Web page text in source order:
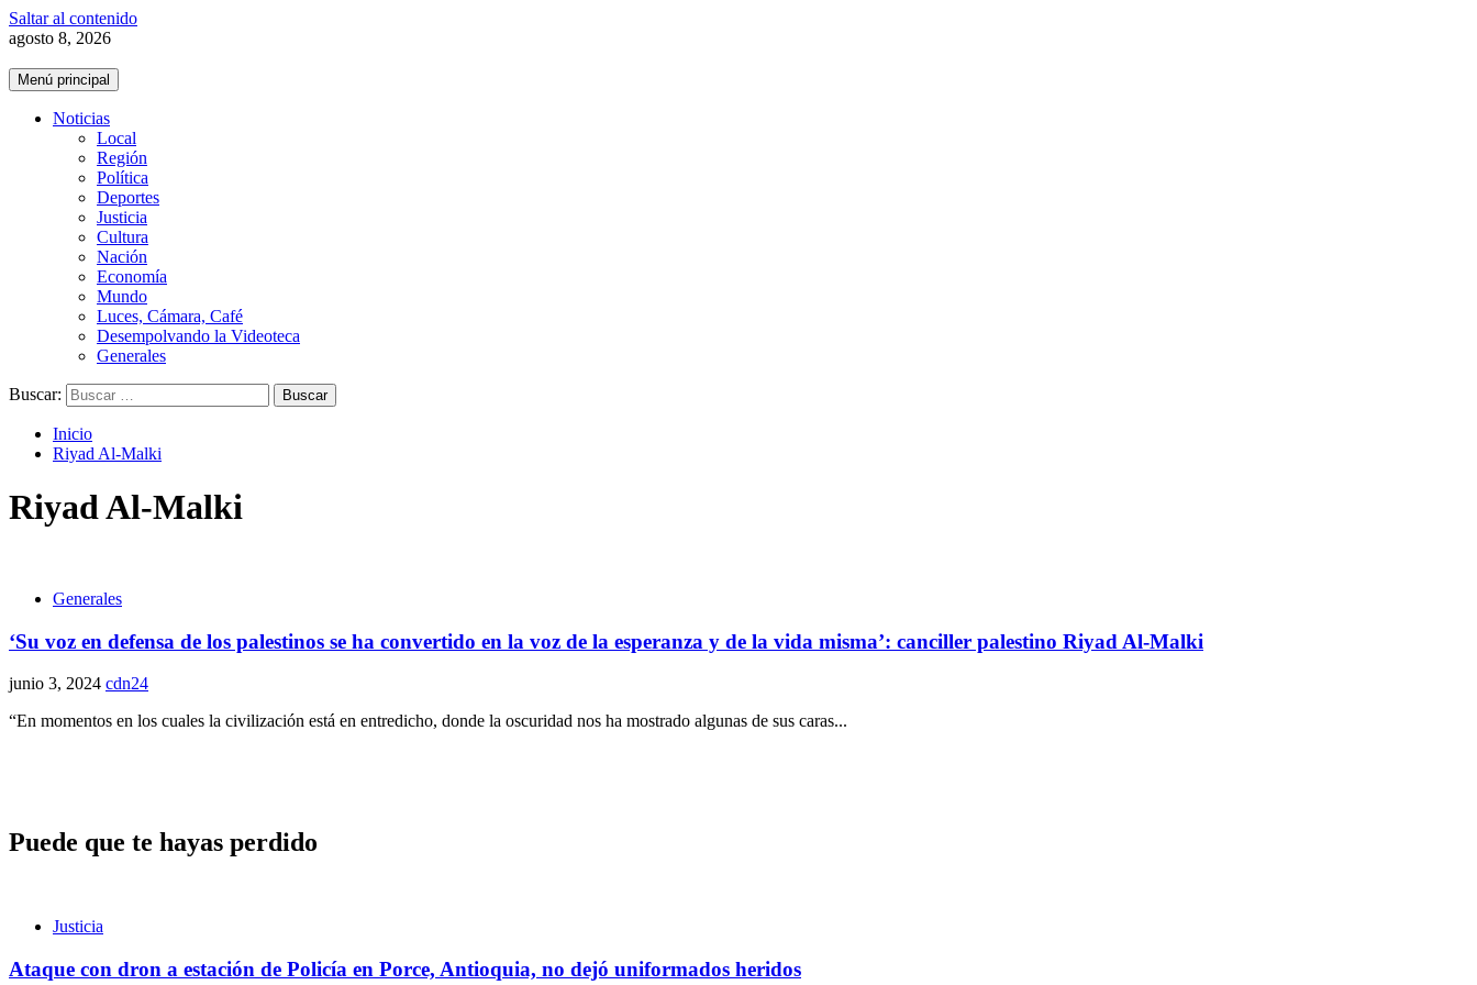
Saltar al contenido
agosto 8, 2026
Menú principal
Noticias
Local
Región
Política
Deportes
Justicia
Cultura
Nación
Economía
Mundo
Luces, Cámara, Café
Desempolvando la Videoteca
Generales
Buscar:
Inicio
Riyad Al-Malki
Riyad Al-Malki
Generales
‘Su voz en defensa de los palestinos se ha convertido en la voz de la esperanza y de la vida misma’: canciller palestino Riyad Al-Malki
junio 3, 2024 cdn24
“En momentos en los cuales la civilización está en entredicho, donde la oscuridad nos ha mostrado algunas de sus caras...
Puede que te hayas perdido
Justicia
Ataque con dron a estación de Policía en Porce, Antioquia, no dejó uniformados heridos